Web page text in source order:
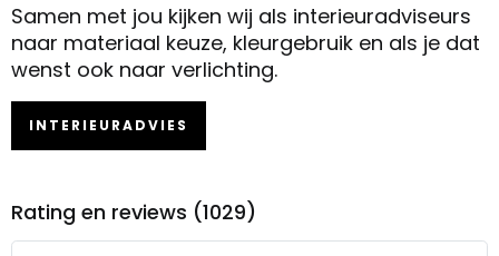
Samen met jou kijken wij als interieuradviseurs
naar materiaal keuze, kleurgebruik en als je dat
wenst ook naar verlichting.
INTERIEURADVIES
Rating en reviews (1029)